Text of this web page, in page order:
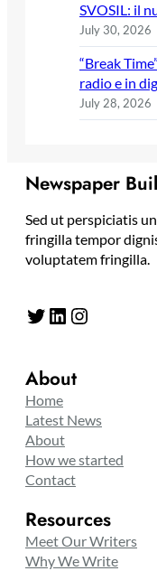
SVOSIL: il
July 30, 2026
“Break
radio e in
July 28, 2026
Newspaper
Sed ut perspiciatis
fringilla tempor
voluptatem fringilla.
Twitter LinkedIn Instagram
About
Home
Latest News
About
How we started
Contact
Resources
Meet Our Writers
Why We Write